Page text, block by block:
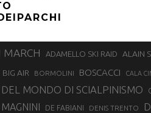
MARCH ADAMELLO SKI RAID ALAIN
BIG AIR
BORMOLINI BOSCACCI CALA
MONDO DI SCIALPINISMO
DE FABIANI DENIS TRENTO